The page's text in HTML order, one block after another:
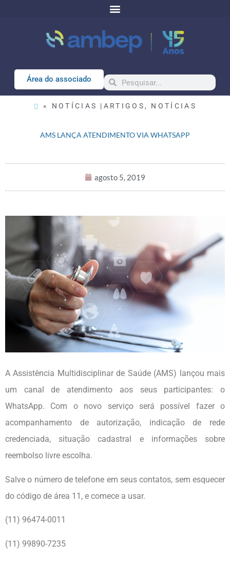
Área do associado
« NOTÍCIAS | ARTIGOS , NOTÍCIAS
AMS LANÇA ATENDIMENTO VIA WHATSAPP
agosto 5, 2019
A Assistência Multidisciplinar de Saúde (AMS) lançou mais
um canal de atendimento aos seus participantes: o
WhatsApp. Com o novo serviço será possível fazer o
acompanhamento de autorização, indicação de rede
credenciada, situação cadastral e informações sobre
reembolso livre escolha.
Salve o número de telefone em seus contatos, sem esquecer
do código de área 11, e comece a usar.
(11) 96474-0011
(11) 99890-7235